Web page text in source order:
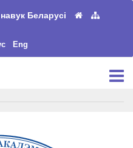
Беларусі
Eng